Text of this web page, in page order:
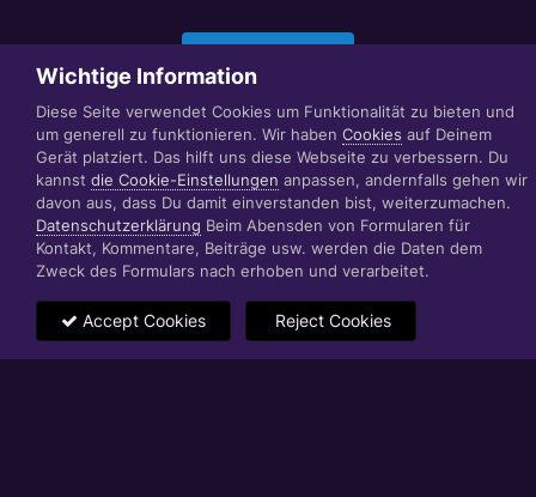
Datenschutzerklärung Impressum
© 1999 - 2022 RÄBIGER IT|WEB|VIDEO|CONSULTING
www.raebiger.pro
Powered by Invision Community
Wichtige Information
Diese Seite verwendet Cookies um Funktionalität zu bieten und
um generell zu funktionieren. Wir haben Cookies auf Deinem
Gerät platziert. Das hilft uns diese Webseite zu verbessern. Du
kannst die Cookie-Einstellungen anpassen, andernfalls gehen wir
davon aus, dass Du damit einverstanden bist, weiterzumachen.
Datenschutzerklärung Beim Abensden von Formularen für
Kontakt, Kommentare, Beiträge usw. werden die Daten dem
Zweck des Formulars nach erhoben und verarbeitet.
Accept Cookies Reject Cookies